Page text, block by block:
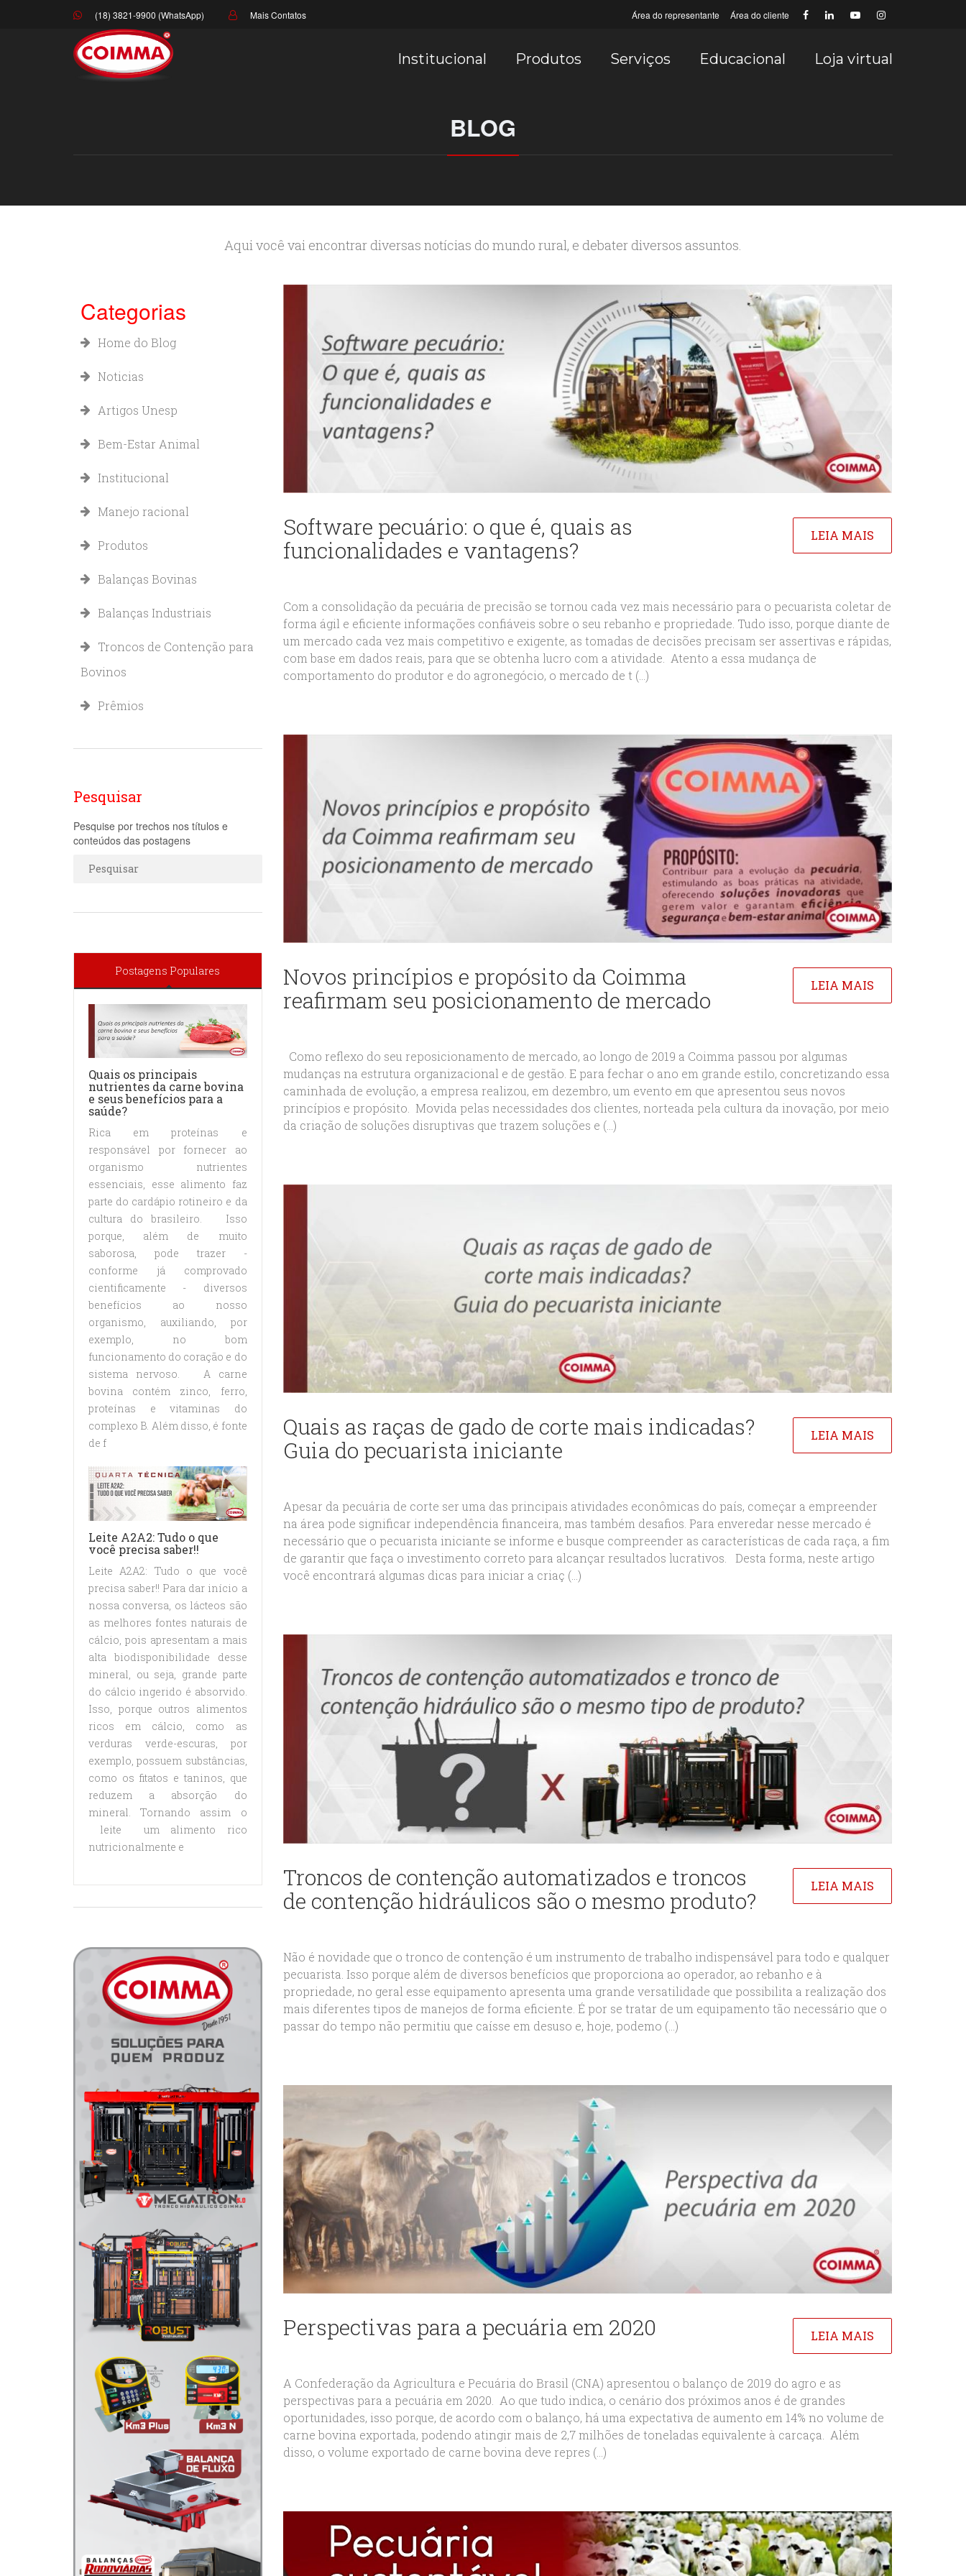
(18) 3821-9900 (WhatsApp) Mais Contatos Área do representante Área do cliente
Institucional Produtos Serviços Educacional Loja virtual
BLOG
Aqui você vai encontrar diversas notícias do mundo rural, e debater diversos assuntos.
Categorias
Home do Blog
Noticias
Artigos Unesp
Bem-Estar Animal
Institucional
Manejo racional
Produtos
Balanças Bovinas
Balanças Industriais
Troncos de Contenção para
Bovinos
Prêmios
Pesquisar
Pesquise por trechos nos títulos e
conteúdos das postagens
Postagens Populares
Quais os principais
nutrientes da carne bovina
e seus benefícios para a
saúde?
Rica em proteínas e
responsável por fornecer ao
organismo nutrientes
essenciais, esse alimento faz
parte do cardápio rotineiro e da
cultura do brasileiro. Isso
porque, além de muito
saborosa, pode trazer -
conforme já comprovado
cientificamente - diversos
benefícios ao nosso
organismo, auxiliando, por
exemplo, no bom
funcionamento do coração e do
sistema nervoso. A carne
bovina contém zinco, ferro,
proteínas e vitaminas do
complexo B. Além disso, é fonte
de f
Leite A2A2: Tudo o que
você precisa saber!!
Leite A2A2: Tudo o que você
precisa saber!! Para dar início a
nossa conversa, os lácteos são
as melhores fontes naturais de
cálcio, pois apresentam a mais
alta biodisponibilidade desse
mineral, ou seja, grande parte
do cálcio ingerido é absorvido.
Isso, porque outros alimentos
ricos em cálcio, como as
verduras verde-escuras, por
exemplo, possuem substâncias,
como os fitatos e taninos, que
reduzem a absorção do
mineral. Tornando assim o
leite um alimento rico
nutricionalmente e
Software pecuário: o que é, quais as
funcionalidades e vantagens?
LEIA MAIS
Com a consolidação da pecuária de precisão se tornou cada vez mais necessário para o pecuarista coletar de
forma ágil e eficiente informações confiáveis sobre o seu rebanho e propriedade. Tudo isso, porque diante de
um mercado cada vez mais competitivo e exigente, as tomadas de decisões precisam ser assertivas e rápidas,
com base em dados reais, para que se obtenha lucro com a atividade. Atento a essa mudança de
comportamento do produtor e do agronegócio, o mercado de t (...)
Novos princípios e propósito da Coimma
reafirmam seu posicionamento de mercado
LEIA MAIS
Como reflexo do seu reposicionamento de mercado, ao longo de 2019 a Coimma passou por algumas
mudanças na estrutura organizacional e de gestão. E para fechar o ano em grande estilo, concretizando essa
caminhada de evolução, a empresa realizou, em dezembro, um evento em que apresentou seus novos
princípios e propósito. Movida pelas necessidades dos clientes, norteada pela cultura da inovação, por meio
da criação de soluções disruptivas que trazem soluções e (...)
Quais as raças de gado de corte mais indicadas?
Guia do pecuarista iniciante
LEIA MAIS
Apesar da pecuária de corte ser uma das principais atividades econômicas do país, começar a empreender
na área pode significar independência financeira, mas também desafios. Para enveredar nesse mercado é
necessário que o pecuarista iniciante se informe e busque compreender as características de cada raça, a fim
de garantir que faça o investimento correto para alcançar resultados lucrativos. Desta forma, neste artigo
você encontrará algumas dicas para iniciar a criaç (...)
Troncos de contenção automatizados e troncos
de contenção hidráulicos são o mesmo produto?
LEIA MAIS
Não é novidade que o tronco de contenção é um instrumento de trabalho indispensável para todo e qualquer
pecuarista. Isso porque além de diversos benefícios que proporciona ao operador, ao rebanho e à
propriedade, no geral esse equipamento apresenta uma grande versatilidade que possibilita a realização dos
mais diferentes tipos de manejos de forma eficiente. É por se tratar de um equipamento tão necessário que o
passar do tempo não permitiu que caísse em desuso e, hoje, podemo (...)
Perspectivas para a pecuária em 2020 LEIA MAIS
A Confederação da Agricultura e Pecuária do Brasil (CNA) apresentou o balanço de 2019 do agro e as
perspectivas para a pecuária em 2020. Ao que tudo indica, o cenário dos próximos anos é de grandes
oportunidades, isso porque, de acordo com o balanço, há uma expectativa de aumento em 14% no volume de
carne bovina exportada, podendo atingir mais de 2,7 milhões de toneladas equivalente à carcaça. Além
disso, o volume exportado de carne bovina deve repres (...)